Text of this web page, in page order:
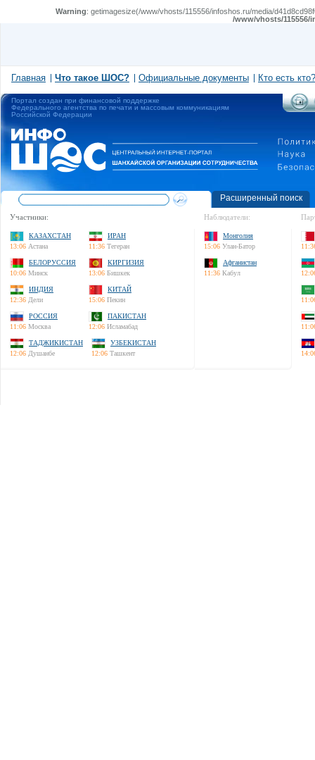
Warning: getimagesize(/www/vhosts/115556/infoshos.ru/media/
/www/vhosts/
Главная Что такое ШОС? Официальные документы Кто есть кто?
Портал создан при финансовой поддержке
Федерального агентства по печати и массовым коммуникациям
Российской Федерации
Расширенный поиск
Участники:
КАЗАХСТАН
13:06 Астана
ИРАН
11:36 Тегеран
БЕЛОРУССИЯ
10:06 Минск
КИРГИЗИЯ
13:06 Бишкек
ИНДИЯ
12:36 Дели
КИТАЙ
15:06 Пекин
РОССИЯ
11:06 Москва
ПАКИСТАН
12:06 Исламабад
ТАДЖИКИСТАН
12:06 Душанбе
УЗБЕКИСТАН
12:06 Ташкент
Наблюдатели:
Монголия
15:06 Улан-Батор
Афганистан
11:36 Кабул